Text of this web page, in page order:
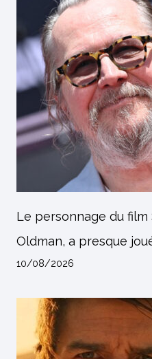
Le personnage du film
Oldman, a presque
10/08/2026